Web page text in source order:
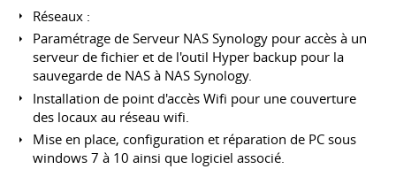
Réseaux :
Paramétrage de Serveur NAS Synology pour accès à un
serveur de fichier et de l'outil Hyper backup pour la
sauvegarde de NAS à NAS Synology.
Installation de point d'accès Wifi pour une couverture
des locaux au réseau wifi.
Mise en place, configuration et réparation de PC sous
windows 7 à 10 ainsi que logiciel associé.